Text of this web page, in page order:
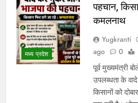
मध्य प्रदेश
पहचान,
कमलनाथ
Yugkranti
ago
0
पूर्व मुख्यमंत्री
उपलब्धता के
किसानों को